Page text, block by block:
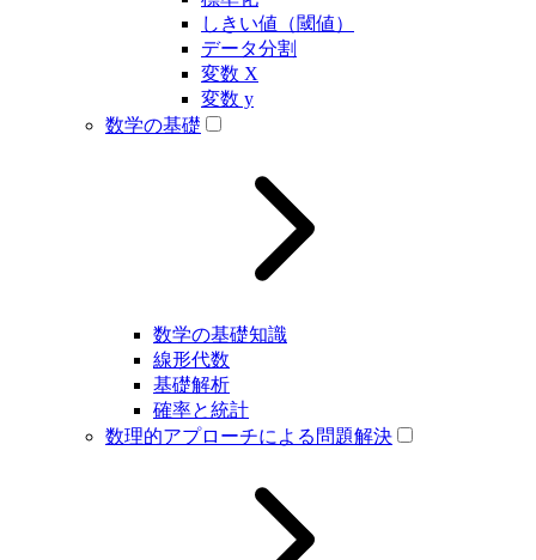
しきい値（閾値）
データ分割
変数 X
変数 y
数学の基礎
数学の基礎知識
線形代数
基礎解析
確率と統計
数理的アプローチによる問題解決